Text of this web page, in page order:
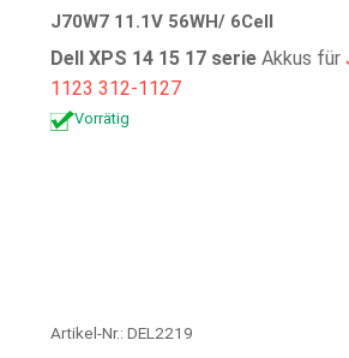
J70W7 11.1V 56WH/ 6Cell
Dell XPS 14 15 17 serie Akkus für
1123 312-1127
Vorrätig
Artikel-Nr.: DEL2219